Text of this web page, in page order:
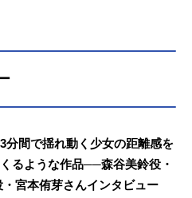
分間で揺れ動く少女の距離感を
るような作品──森谷美鈴役・
宮本侑芽さんインタビュー